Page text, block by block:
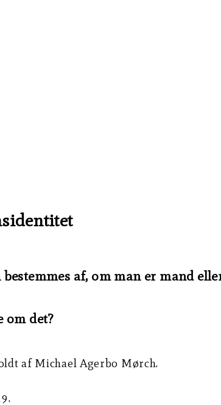
af, om man er mand
om det?
af Michael Agerbo Mørch.